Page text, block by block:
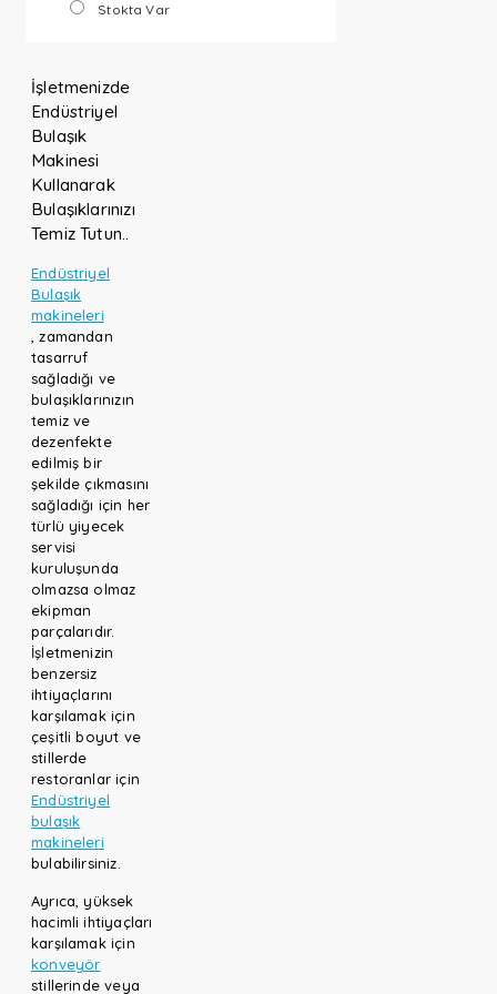
Stokta Var
İşletmenizde
Endüstriyel
Bulaşık
Makinesi
Kullanarak
Bulaşıklarınızı
Temiz Tutun..
Endüstriyel
Bulaşık
makineleri
, zamandan
tasarruf
sağladığı ve
bulaşıklarınızın
temiz ve
dezenfekte
edilmiş bir
şekilde çıkmasını
sağladığı için her
türlü yiyecek
servisi
kuruluşunda
olmazsa olmaz
ekipman
parçalarıdır.
İşletmenizin
benzersiz
ihtiyaçlarını
karşılamak için
çeşitli boyut ve
stillerde
restoranlar için
Endüstriyel
bulaşık
makineleri
bulabilirsiniz.
Ayrıca, yüksek
hacimli ihtiyaçları
karşılamak için
konveyör
stillerinde veya